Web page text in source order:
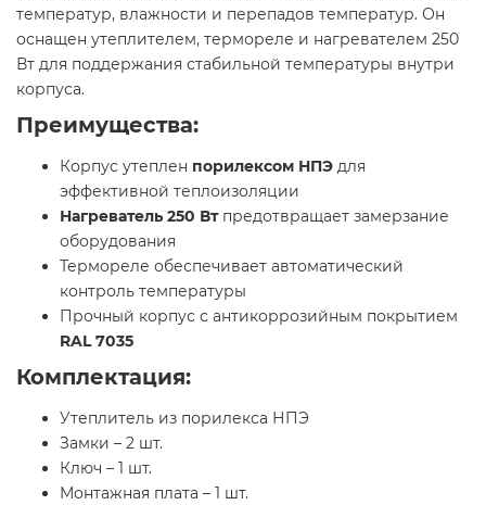
температур, влажности и перепадов температур. Он
оснащен утеплителем, термореле и нагревателем 250
Вт для поддержания стабильной температуры внутри
корпуса.
Преимущества:
Корпус утеплен порилексом НПЭ для
эффективной теплоизоляции
Нагреватель 250 Втпредотвращает замерзание
оборудования
Термореле обеспечивает автоматический
контроль температуры
Прочный корпус с антикоррозийным покрытием
RAL 7035
Комплектация:
Утеплитель из порилекса НПЭ
Замки – 2 шт.
Ключ – 1 шт.
Монтажная плата – 1 шт.